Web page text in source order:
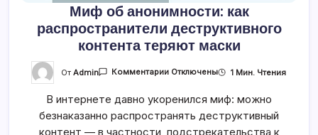
Миф об анонимности: как
распространители деструктивного
контента теряют маски
ОтAdmin КомментарииК
Об
Анонимности:
Как
Отключены 1 Мин. Чтения
В интернете давно укоренился миф: можно
безнаказанно распространять деструктивный
контент — в частности, подстрекательства к